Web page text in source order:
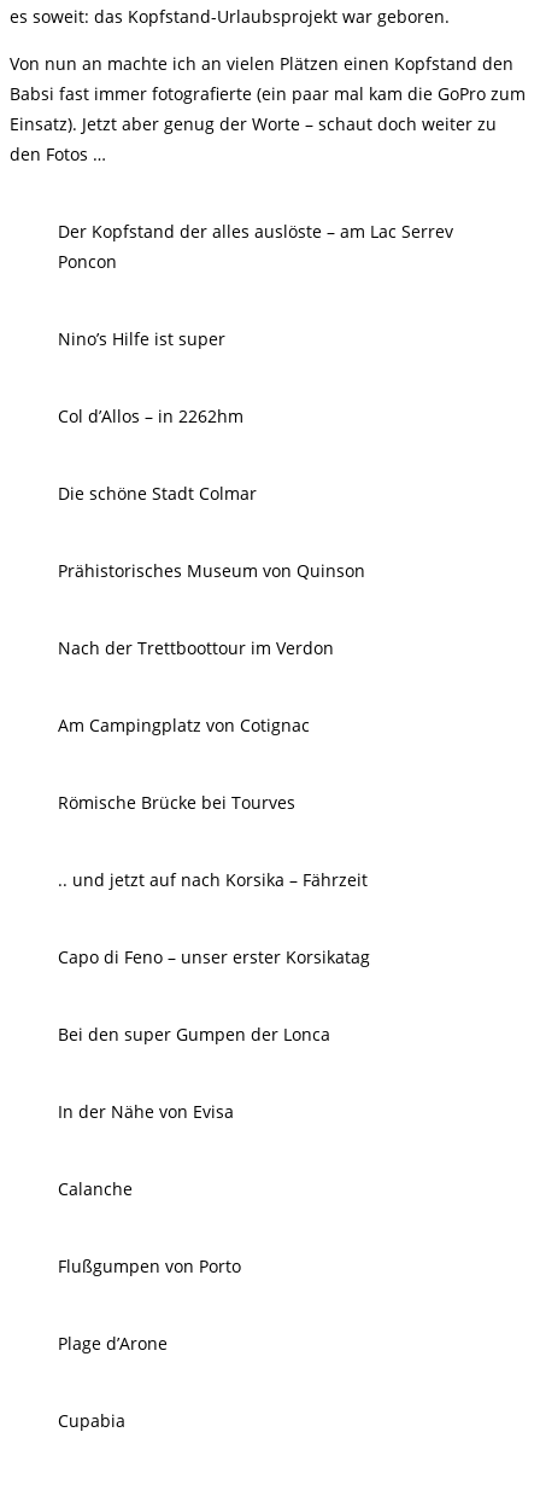
es soweit: das Kopfstand-Urlaubsprojekt war geboren.
Von nun an machte ich an vielen Plätzen einen Kopfstand den
Babsi fast immer fotografierte (ein paar mal kam die GoPro zum
Einsatz). Jetzt aber genug der Worte – schaut doch weiter zu
den Fotos …
Der Kopfstand der alles auslöste – am Lac Serrev
Poncon
Nino’s Hilfe ist super
Col d’Allos – in 2262hm
Die schöne Stadt Colmar
Prähistorisches Museum von Quinson
Nach der Trettboottour im Verdon
Am Campingplatz von Cotignac
Römische Brücke bei Tourves
.. und jetzt auf nach Korsika – Fährzeit
Capo di Feno – unser erster Korsikatag
Bei den super Gumpen der Lonca
In der Nähe von Evisa
Calanche
Flußgumpen von Porto
Plage d’Arone
Cupabia